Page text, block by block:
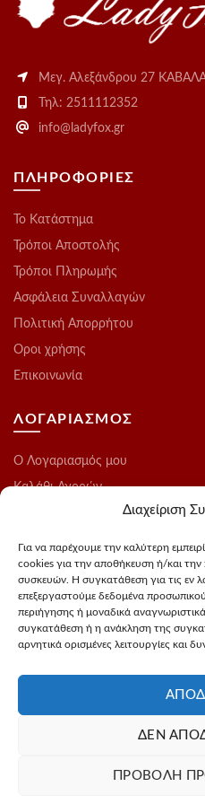
Διαχείριση
Για να παρέχουμε την καλύτερη
cookies για την αποθήκευση ή/και
συσκευών. Η συγκατάθεση για τις εν
επεξεργαστούμε δεδομένα
περιήγησης ή μοναδικά
συγκατάθεση ή η ανάκληση της
αρνητικά ορισμένες λειτουργίες και
ΔΕΝ
ΠΡΟΒΟΛΉ
Μεγ. Αλεξάνδρου 27 ΚΑΒΑΛΑ
Τηλ: 2511112352
info@ladyfox.gr
ΠΛΗΡΟΦΟΡΙΕΣ
Το Kατάστημα
Τρόποι Αποστολής
Τρόποι Πληρωμής
Ασφάλεια Συναλλαγών
Πολιτική Απορρήτου
Οροι χρήσης
Επικοινωνία
ΛΟΓΑΡΙΑΣΜΟΣ
O Λογαριασμός μου
Καλάθι Αγορών
Ολοκλήρωση Παραγγελίας
Blog
ΑΚΟΛΟΥΘΗΣΤΕ ΜΑΣ
Instagram
FaceBook